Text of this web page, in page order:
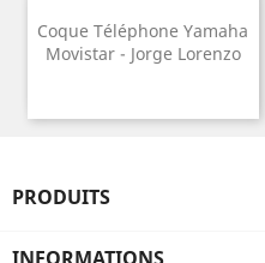
Coque Téléphone Yamaha
Movistar - Jorge Lorenzo
PRODUITS